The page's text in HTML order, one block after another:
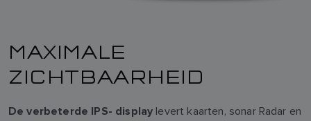
MAXIMALE
ZICHTBAARHEID
De verbeterde IPS- display levert kaarten, sonar Radar en